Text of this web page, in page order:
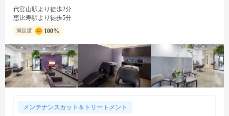
代官山駅より徒歩2分
恵比寿駅より徒歩5分
満足度 100%
メンテナンスカット＆トリートメント